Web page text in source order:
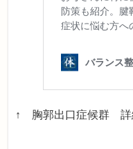
↑ 胸郭出口症候群 詳